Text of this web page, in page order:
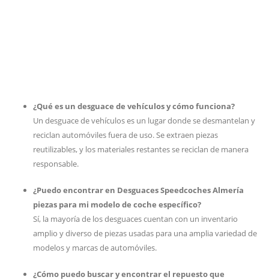
¿Qué es un desguace de vehículos y cómo funciona?
Un desguace de vehículos es un lugar donde se desmantelan y
reciclan automóviles fuera de uso. Se extraen piezas
reutilizables, y los materiales restantes se reciclan de manera
responsable.
¿Puedo encontrar en Desguaces Speedcoches Almería
piezas para mi modelo de coche específico?
Sí, la mayoría de los desguaces cuentan con un inventario
amplio y diverso de piezas usadas para una amplia variedad de
modelos y marcas de automóviles.
¿Cómo puedo buscar y encontrar el repuesto que